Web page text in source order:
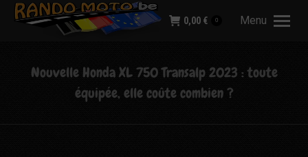
Menu
0,00 € 0
Nouvelle Honda XL 750 Transalp 2023 : toute
équipée, elle coûte combien ?